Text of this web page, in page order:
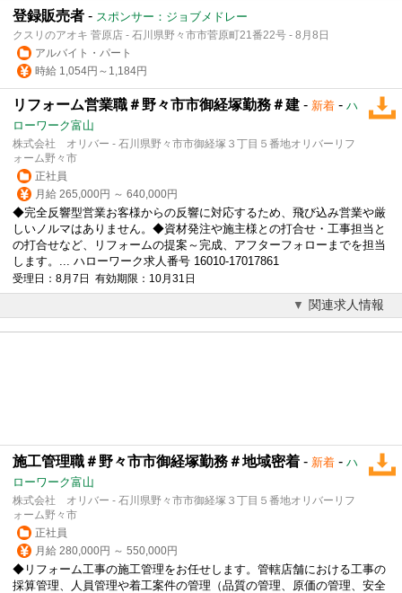
登録販売者 - スポンサー：ジョブメドレー
クスリのアオキ 菅原店 - 石川県野々市市菅原町21番22号 - 8月8日
アルバイト・パート
時給 1,054円～1,184円
リフォーム営業職＃野々市市御経塚勤務＃建 - 新着 - ハ
ローワーク富山
株式会社 オリバー - 石川県野々市市御経塚３丁目５番地オリバーリフ
ォーム野々市
正社員
月給 265,000円 ～ 640,000円
◆完全反響型営業お客様からの反響に対応するため、飛び込み営業や厳
しいノルマはありません。◆資材発注や施主様との打合せ・工事担当と
の打合せなど、リフォームの提案～完成、アフターフォローまでを担当
します。... ハローワーク求人番号 16010-17017861
受理日：8月7日 有効期限：10月31日
関連求人情報
施工管理職＃野々市市御経塚勤務＃地域密着 - 新着 - ハ
ローワーク富山
株式会社 オリバー - 石川県野々市市御経塚３丁目５番地オリバーリフ
ォーム野々市
正社員
月給 280,000円 ～ 550,000円
◆リフォーム工事の施工管理をお任せします。管轄店舗における工事の
採算管理、人員管理や着工案件の管理（品質の管理、原価の管理、安全